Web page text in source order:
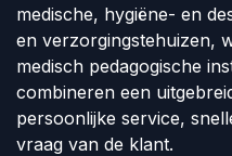
medische, hygiëne- en
en verzorgingstehuizen,
medisch pedagogische
combineren een
persoonlijke service,
vraag van de klant.